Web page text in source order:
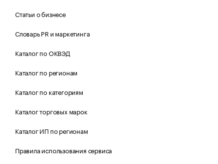
Статьи о бизнесе
Словарь PR и маркетинга
Каталог по ОКВЭД
Каталог по регионам
Каталог по категориям
Каталог торговых марок
Каталог ИП по регионам
Правила использования сервиса